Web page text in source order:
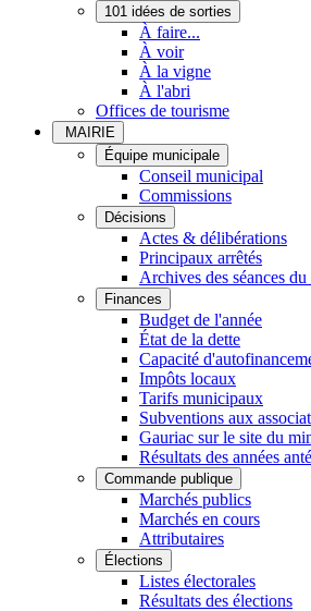
101 idées de sorties
À faire...
À voir
À la vigne
À l'abri
Offices de tourisme
MAIRIE
Équipe municipale
Conseil municipal
Commissions
Décisions
Actes & délibérations
Principaux arrêtés
Archives des séances
Finances
Budget de l'année
État de la dette
Capacité
Impôts locaux
Tarifs municipaux
Subventions aux
Gauriac sur le site du
Résultats des années
Commande publique
Marchés publics
Marchés en cours
Attributaires
Élections
Listes électorales
Résultats des élections